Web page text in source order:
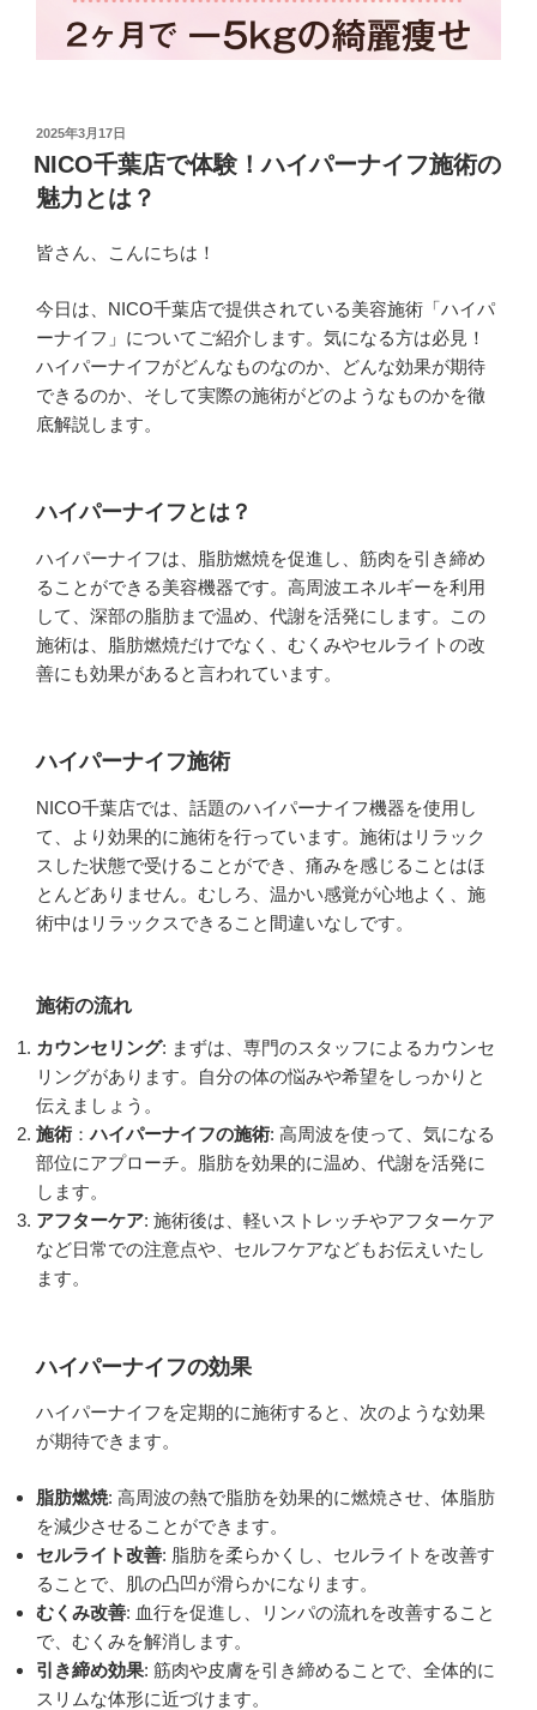
投
稿
日:
2025年3月17日
NICO千葉店で体験！ハイパーナイフ施術の
魅力とは？
皆さん、こんにちは！
今日は、NICO千葉店で提供されている美容施術「ハイパ
ーナイフ」についてご紹介します。気になる方は必見！
ハイパーナイフがどんなものなのか、どんな効果が期待
できるのか、そして実際の施術がどのようなものかを徹
底解説します。
ハイパーナイフとは？
ハイパーナイフは、脂肪燃焼を促進し、筋肉を引き締め
ることができる美容機器です。高周波エネルギーを利用
して、深部の脂肪まで温め、代謝を活発にします。この
施術は、脂肪燃焼だけでなく、むくみやセルライトの改
善にも効果があると言われています。
ハイパーナイフ施術
NICO千葉店では、話題のハイパーナイフ機器を使用し
て、より効果的に施術を行っています。施術はリラック
スした状態で受けることができ、痛みを感じることはほ
とんどありません。むしろ、温かい感覚が心地よく、施
術中はリラックスできること間違いなしです。
施術の流れ
カウンセリング: まずは、専門のスタッフによるカウンセ
リングがあります。自分の体の悩みや希望をしっかりと
伝えましょう。
施術 ：ハイパーナイフの施術: 高周波を使って、気になる
部位にアプローチ。脂肪を効果的に温め、代謝を活発に
します。
アフターケア: 施術後は、軽いストレッチやアフターケア
など日常での注意点や、セルフケアなどもお伝えいたし
ます。
ハイパーナイフの効果
ハイパーナイフを定期的に施術すると、次のような効果
が期待できます。
脂肪燃焼: 高周波の熱で脂肪を効果的に燃焼させ、体脂肪
を減少させることができます。
セルライト改善: 脂肪を柔らかくし、セルライトを改善す
ることで、肌の凸凹が滑らかになります。
むくみ改善: 血行を促進し、リンパの流れを改善すること
で、むくみを解消します。
引き締め効果: 筋肉や皮膚を引き締めることで、全体的に
スリムな体形に近づけます。